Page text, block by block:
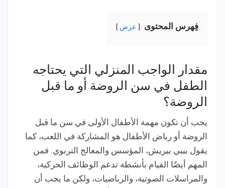
فِهرس المحتوى عرض
مقدار الواجب المنزلي التي يحتاجه
الطفل في سن الروضة أو ما قبل
الروضة؟
يجب أن تكون مهمة الأطفال الأولى في سن ما قبل
الروضة أو رياض الأطفال هو المشاركة في اللعب، كما
يقول بيبي بيريش، المؤسس والمعالج التربوي. فمن
المهم أيضًا القيام بأنشطة تدعم الوظائف الحركية،
والمراسلات الصوتية، والرياضيات، ولكن ما يجب أن